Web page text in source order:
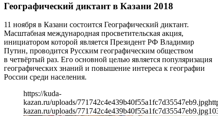
Географический диктант в Казани 2018
11 ноября в Казани состоится Географический диктант.
Масштабная международная просветительская акция,
инициатором которой является Президент РФ Владимир
Путин, проводится Русским географическим обществом
в четвёртый раз. Его основной целью является популяризация
географических знаний и повышение интереса к географии
России среди населения.
https://kuda-
kazan.ru/uploads/771742c4e439b40f55a1fc7d35547eb9.jpg
kazan.ru/uploads/771742c4e439b40f55a1fc7d35547eb9.jpg